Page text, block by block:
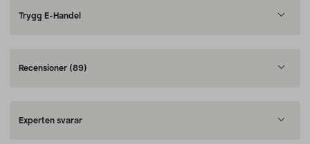
Trygg E-Handel
Recensioner (89)
Experten svarar